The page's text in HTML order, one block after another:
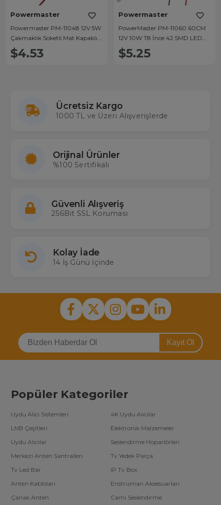
Powermaster
Powermaster PM-11048 12V 5W
Çakmaklık Soketli Mat Kapaklı
30 cm LED Bar Lamba (6500K
Beyaz)
$4.53
Powermaster
PowerMaster PM-11060 60CM
12V 10W T8 İnce 42 SMD LED
6500K Beyaz Lamba Akü
Maşalı Anahtarlı
$5.25
Ücretsiz Kargo
1000 TL ve Üzeri Alışverişlerde
Orijinal Ürünler
%100 Sertifikalı
Güvenli Alışveriş
256Bit SSL Koruması
Kolay İade
14 İş Günü İçinde
Kayıt Ol
Popüler Kategoriler
Uydu Alıcı Sistemleri
4K Uydu Alıcılar
LNB Çeşitleri
Elektronik Malzemeler
Uydu Alıcılar
Seslendirme Hoparlörleri
Merkezi Anten Santralleri
Tv Yedek Parça
Tv Led Bar
IP Tv Box
Anten Kabloları
Enstrüman Aksesuarları
Çanak Anten
Cami Seslendirme